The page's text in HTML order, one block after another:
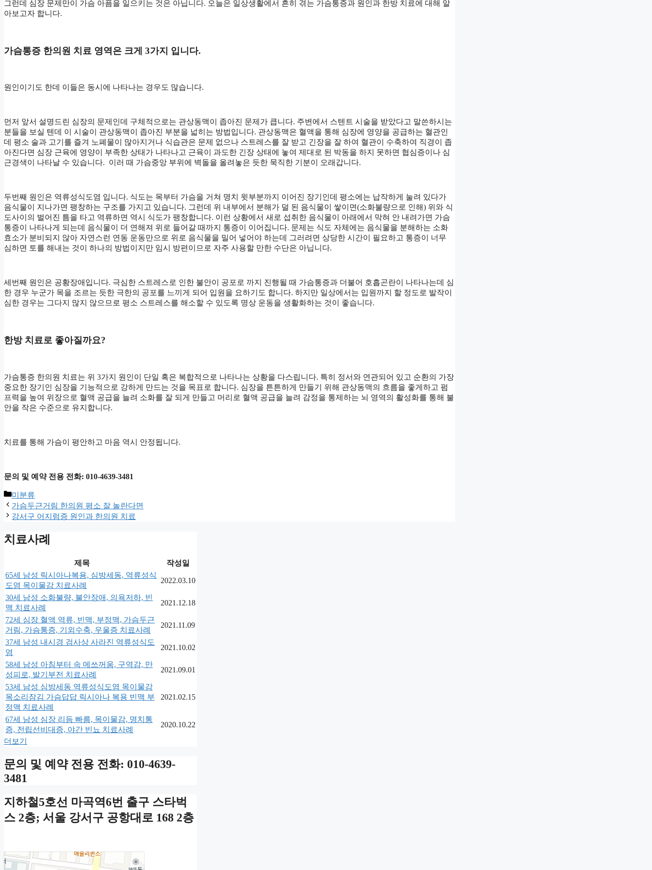
그런데 심장 문제만이 가슴 아픔을 일으키는 것은 아닙니다. 오늘은 일상생활에서 흔히 겪는 가슴통증과 원인과 한방 치료에 대해 알
아보고자 합니다.
가슴통증 한의원 치료 영역은 크게 3가지 입니다.
원인이기도 한데 이들은 동시에 나타나는 경우도 많습니다.
먼저 앞서 설명드린 심장의 문제인데 구체적으로는 관상동맥이 좁아진 문제가 큽니다. 주변에서 스텐트 시술을 받았다고 말쓴하시는
분들을 보실 텐데 이 시술이 관상동맥이 좁아진 부분을 넓히는 방법입니다. 관상동맥은 혈액을 통해 심장에 영양을 공급하는 혈관인
데 평소 술과 고기를 즐겨 노폐물이 많아지거나 식습관은 문제 없으나 스트레스를 잘 받고 긴장을 잘 하여 혈관이 수축하여 직경이 좁
아진다면 심장 근육에 영양이 부족한 상태가 나타나고 근육이 과도한 긴장 상태에 놓여 제대로 된 박동을 하지 못하면 협심증이나 심
근경색이 나타날 수 있습니다. 이러 때 가슴중앙 부위에 벽돌을 올려놓은 듯한 묵직한 기분이 오래갑니다.
두번째 원인은 역류성식도염 입니다. 식도는 목부터 가슴을 거쳐 명치 윗부분까지 이어진 장기인데 평소에는 납작하게 눌려 있다가
음식물이 지나가면 팽창하는 구조를 가지고 있습니다. 그런데 위 내부에서 분해가 덜 된 음식물이 쌓이면(소화불량으로 인해) 위와 식
도사이의 벌어진 틈을 타고 역류하면 역시 식도가 팽창합니다. 이런 상황에서 새로 섭취한 음식물이 아래에서 막혀 안 내려가면 가슴
통증이 나타나게 되는데 음식물이 더 연해져 위로 들어갈 때까지 통증이 이어집니다. 문제는 식도 자체에는 음식물을 분해하는 소화
효소가 분비되지 않아 자연스런 연동 운동만으로 위로 음식물을 밀어 넣어야 하는데 그러려면 상당한 시간이 필요하고 통증이 너무
심하면 토를 해내는 것이 하나의 방법이지만 임시 방편이므로 자주 사용할 만한 수단은 아닙니다.
세번째 원인은 공황장애입니다. 극심한 스트레스로 인한 불안이 공포로 까지 진행될 때 가슴통증과 더불어 호흡곤란이 나타나는데 심
한 경우 누군가 목을 조르는 듯한 극한의 공포를 느끼게 되어 입원을 요하기도 합니다. 하지만 일상에서는 입원까지 할 정도로 발작이
심한 경우는 그다지 많지 않으므로 평소 스트레스를 해소할 수 있도록 명상 운동을 생활화하는 것이 좋습니다.
한방 치료로 좋아질까요?
가슴통증 한의원 치료는 위 3가지 원인이 단일 혹은 복합적으로 나타나는 상황을 다스립니다. 특히 정서와 연관되어 있고 순환의 가장
중요한 장기인 심장을 기능적으로 강하게 만드는 것을 목표로 합니다. 심장을 튼튼하게 만들기 위해 관상동맥의 흐름을 좋게하고 펌
프력을 높여 위장으로 혈액 공급을 늘려 소화를 잘 되게 만들고 머리로 혈액 공급을 늘려 감정을 통제하는 뇌 영역의 활성화를 통해 불
안을 작은 수준으로 유지합니다.
치료를 통해 가슴이 평안하고 마음 역시 안정됩니다.
문의 및 예약 전용 전화: 010-4639-3481
카
테
고
미분류
가슴두근거림 한의원 평소 잘 놀란다면
강서구 어지럼증 원인과 한의원 치료
치료사례
제목
작성일
65세 남성 릭시아나복용, 심방세동, 역류성식
도염 목이물감 치료사례
2022.03.10
30세 남성 소화불량, 불안장애, 의욕저하, 빈
맥 치료사례
2021.12.18
72세 심장 혈액 역류, 빈맥, 부정맥, 가슴두근
거림, 가슴통증, 기외수축, 우울증 치료사례
2021.11.09
37세 남성 내시경 검사상 사라진 역류성식도
염
2021.10.02
58세 남성 아침부터 속 메쓰꺼움, 구역감, 만
성피로, 발기부전 치료사례
2021.09.01
53세 남성 심방세동 역류성식도염 목이물감
목소리잠김 가슴답답 릭시아나 복용 빈맥 부
정맥 치료사례
2021.02.15
67세 남성 심장 리듬 빠름, 목이물감, 명치통
증, 전립선비대증, 야간 빈뇨 치료사례
2020.10.22
더보기
문의 및 예약 전용 전화: 010-4639-
3481
지하철5호선 마곡역6번 출구 스타벅
스 2층; 서울 강서구 공항대로 168 2층